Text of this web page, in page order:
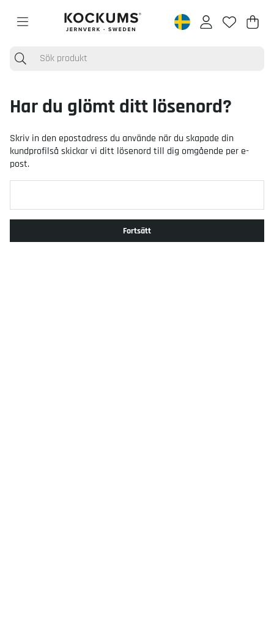
.
Har du glömt ditt lösenord?
Skriv in den epostadress du använde när du skapade din
kundprofilså skickar vi ditt lösenord till dig omgående per e-
post.
Fortsätt